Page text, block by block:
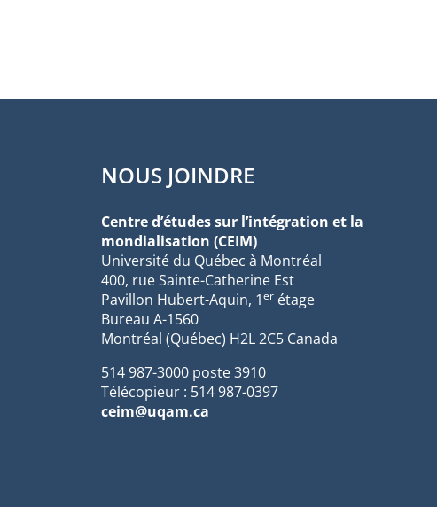
NOUS JOINDRE
Centre d’études sur l’intégration et la
mondialisation (CEIM)
Université du Québec à Montréal
400, rue Sainte-Catherine Est
Pavillon Hubert-Aquin, 1er étage
Bureau A-1560
Montréal (Québec) H2L 2C5 Canada
514 987-3000 poste 3910
Télécopieur : 514 987-0397
ceim@uqam.ca